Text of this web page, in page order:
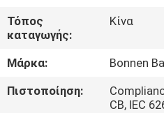
ΠΡΟΪΌΝΤΑ
ΣΧΕΤΙΚΆ
ΜΕ
Τόπος
καταγωγής:
Κίνα
Μάρκα:
Bonnen
Πιστοποίηση:
CB, IEC